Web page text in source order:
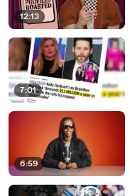
12:13
7:01
6:59